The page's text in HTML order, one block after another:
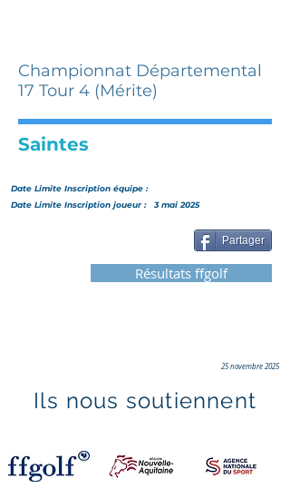
Championnat Départemental
17 Tour 4 (Mérite)
Saintes
Date Limite Inscription équipe :
Date Limite Inscription joueur :
3 mai 2025
Partager
Résultats ffgolf
25 novembre 2025
Ils nous soutiennent